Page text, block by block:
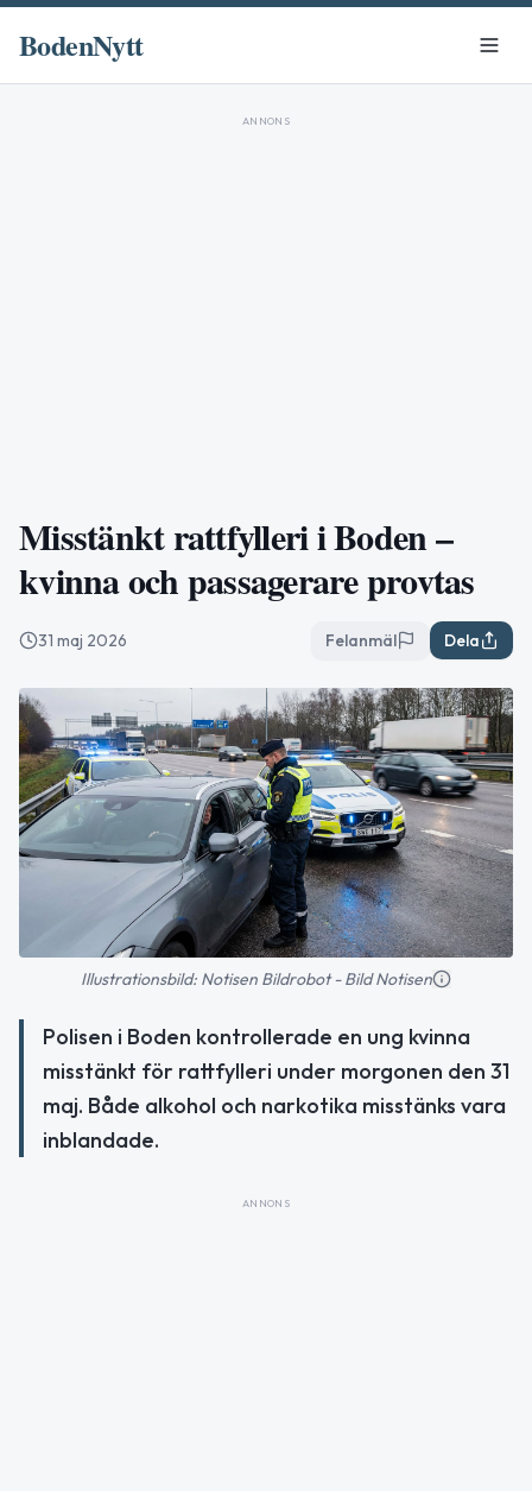
BodenNytt
ANNONS
Misstänkt rattfylleri i Boden –
kvinna och passagerare provtas
31 maj 2026 Felanmäl Dela
Illustrationsbild: Notisen Bildrobot - Bild Notisen
Polisen i Boden kontrollerade en ung kvinna
misstänkt för rattfylleri under morgonen den 31
maj. Både alkohol och narkotika misstänks vara
inblandade.
ANNONS